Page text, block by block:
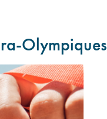
Olympiques